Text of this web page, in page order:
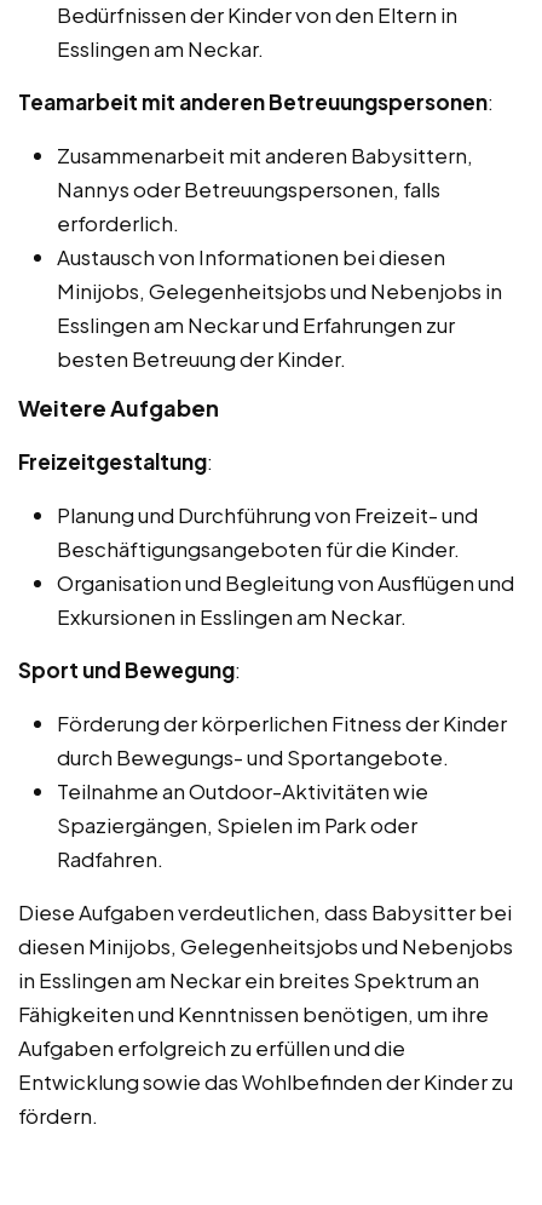
Bedürfnissen der Kinder von den Eltern in
Esslingen am Neckar.
Teamarbeit mit anderen Betreuungspersonen:
Zusammenarbeit mit anderen Babysittern,
Nannys oder Betreuungspersonen, falls
erforderlich.
Austausch von Informationen bei diesen
Minijobs, Gelegenheitsjobs und Nebenjobs in
Esslingen am Neckar und Erfahrungen zur
besten Betreuung der Kinder.
Weitere Aufgaben
Freizeitgestaltung:
Planung und Durchführung von Freizeit- und
Beschäftigungsangeboten für die Kinder.
Organisation und Begleitung von Ausflügen und
Exkursionen in Esslingen am Neckar.
Sport und Bewegung:
Förderung der körperlichen Fitness der Kinder
durch Bewegungs- und Sportangebote.
Teilnahme an Outdoor-Aktivitäten wie
Spaziergängen, Spielen im Park oder
Radfahren.
Diese Aufgaben verdeutlichen, dass Babysitter bei
diesen Minijobs, Gelegenheitsjobs und Nebenjobs
in Esslingen am Neckar ein breites Spektrum an
Fähigkeiten und Kenntnissen benötigen, um ihre
Aufgaben erfolgreich zu erfüllen und die
Entwicklung sowie das Wohlbefinden der Kinder zu
fördern.